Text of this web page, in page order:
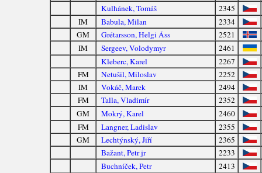
Kulhánek, Tomáš
2345
IM
Babula, Milan
2334
GM
Grétarsson, Helgi Áss
2521
IM
Sergeev, Volodymyr
2461
Kleberc, Karel
2267
FM
Netušil, Miloslav
2252
IM
Vokáč, Marek
2494
FM
Talla, Vladimír
2352
GM
Mokrý, Karel
2460
FM
Langner, Ladislav
2355
GM
Lechtýnský, Jiří
2365
Bažant, Petr jr
2233
Buchníček, Petr
2413